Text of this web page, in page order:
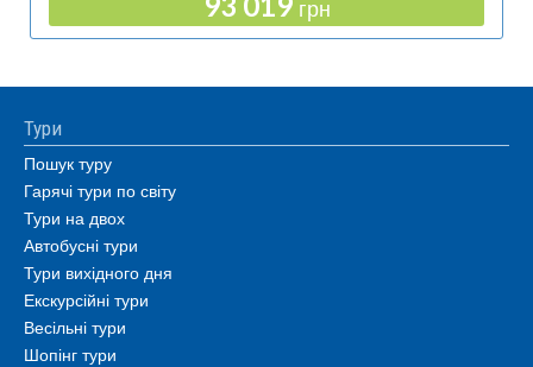
грн
Тури
Пошук туру
Гарячі тури по світу
Тури на двох
Автобусні тури
Тури вихідного дня
Екскурсійні тури
Весільні тури
Шопінг тури